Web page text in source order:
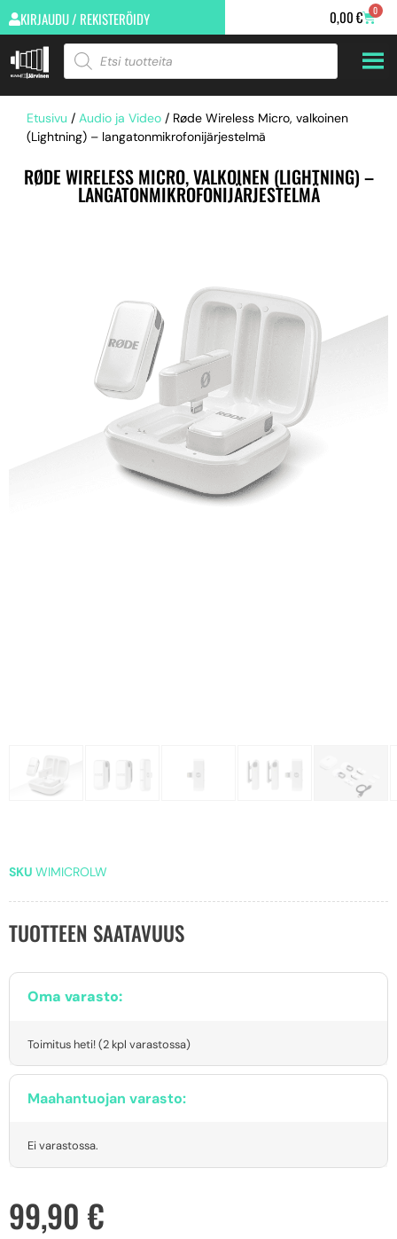
KIRJAUDU / REKISTERÖIDY 0,00€ 0
Etusivu / Audio ja Video / Røde Wireless Micro, valkoinen
(Lightning) – langatonmikrofonijärjestelmä
RØDE WIRELESS MICRO, VALKOINEN (LIGHTNING) –
LANGATONMIKROFONIJÄRJESTELMÄ
SKU WIMICROLW
TUOTTEEN SAATAVUUS
Oma varasto:
Toimitus heti! (2 kpl varastossa)
Maahantuojan varasto:
Ei varastossa.
99,90 €